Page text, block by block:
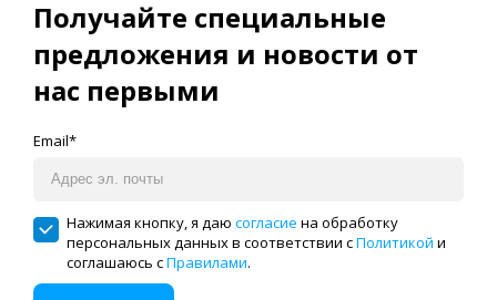
Получайте специальные
предложения и новости от
нас первыми
Email*
Нажимая кнопку, я даю согласие на обработку
персональных данных в соответствии сПолитикой и
соглашаюсь сПравилами.
8002DX
Оверлок VMA V-DO302EX